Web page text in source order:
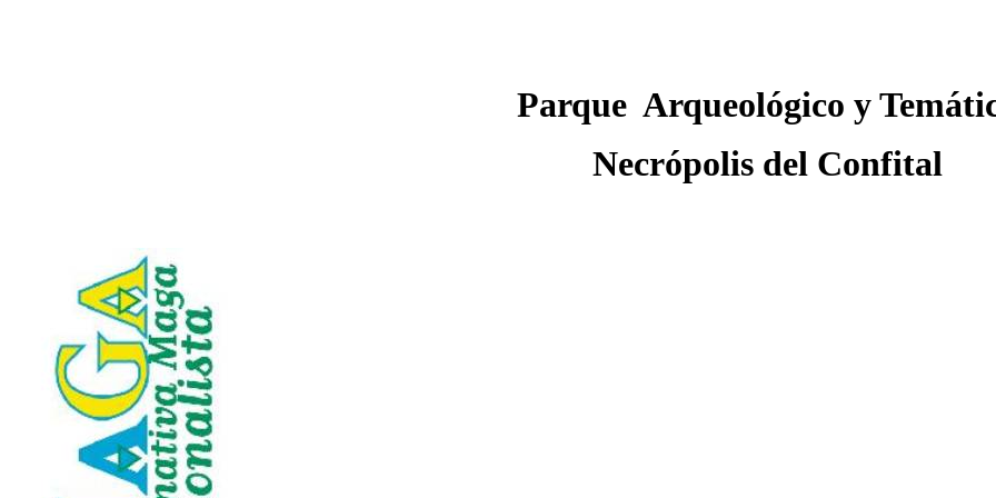
Parque Arqueológico y
Necrópolis del Confital